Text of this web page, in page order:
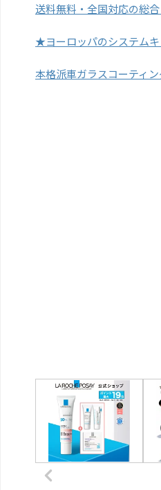
送料無料・全国対応の総
★ヨーロッパのシステム
本格派車ガラスコーティ